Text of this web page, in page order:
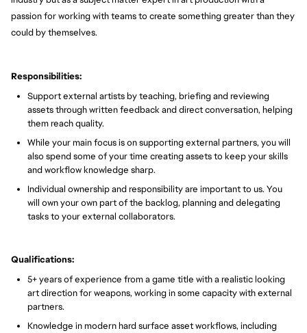
passion for working with teams to create something greater than they
could by themselves.
Responsibilities:
Support external artists by teaching, briefing and reviewing
assets through written feedback and direct conversation, helping
them reach quality.
While your main focus is on supporting external partners, you will
also spend some of your time creating assets to keep your skills
and workflow knowledge sharp.
Individual ownership and responsibility are important to us. You
will own your own part of the backlog, planning and delegating
tasks to your external collaborators.
Qualifications:
5+ years of experience from a game title with a realistic looking
art direction for weapons, working in some capacity with external
partners.
Knowledge in modern hard surface asset workflows, including